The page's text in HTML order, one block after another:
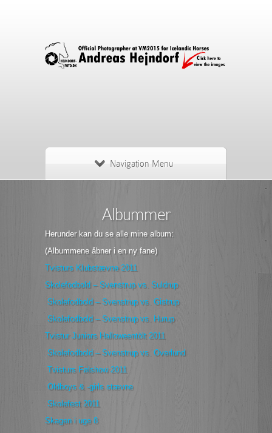
Navigation Menu
Albummer
Herunder kan du se alle mine album:
(Albummene åbner i en ny fane)
Tvisturs Klubstævne 2011
Skolefodbold – Svenstrup vs. Suldrup
Skolefodbold – Svenstrup vs. Gistrup
Skolefodbold – Svenstrup vs. Hurup
Tvistur Juniors Halloweentölt 2011
Skolefodbold – Svenstrup vs. Overlund
Tvisturs Følshow 2011
Oldboys & -girls stævne
Skolefest 2011
Skagen i uge 8